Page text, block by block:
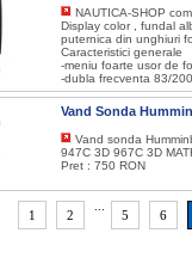
NAUTICA-SHOP
Display color , fundal
puternica din unghiuri
Caracteristici generale
-meniu foarte usor de
-dubla frecventa 83/
Vand Sonda
Vand sonda
947C 3D 967C 3D
Pret : 750 RON
1 2 5 6